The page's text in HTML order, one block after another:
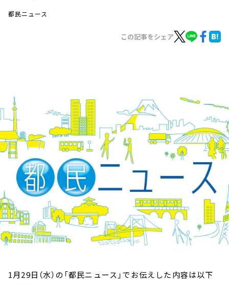
イベント・グッズ
YouTube
会社情報
都民ニュース
この記事をシェア
1月29日（水）の「都民ニュース」でお伝えした内容は以下